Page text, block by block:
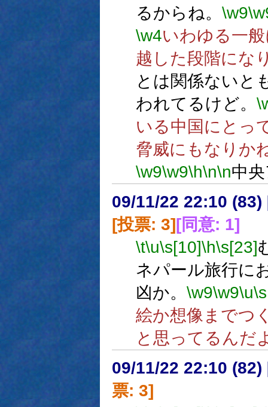
るからね。 \w9
\w4いわゆる一
越した段階にな
とは関係ないと
われてるけど。
いる中国にとっ
脅威にもなりか
\w9\w9\h\n\n中
09/11/22 22:10 (83)
[投票: 3][同意: 1]
\t\u\s[10]\h\s[23]
ネパール旅行に
凶か。 \w9\w9\u
絵か想像までつ
と思ってるんだ
09/11/22 22:10 (82)
票: 3]